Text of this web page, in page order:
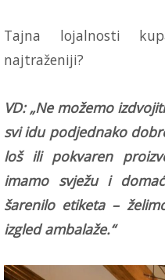
Tajna lojalnosti
najtraženiji?
VD: „Ne možemo
svi idu podjednako
loš ili pokvaren
imamo svježu i
šarenilo etiketa –
izgled ambalaže.“